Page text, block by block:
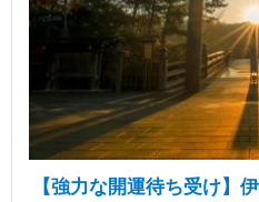
【強力な開運待ち受け】